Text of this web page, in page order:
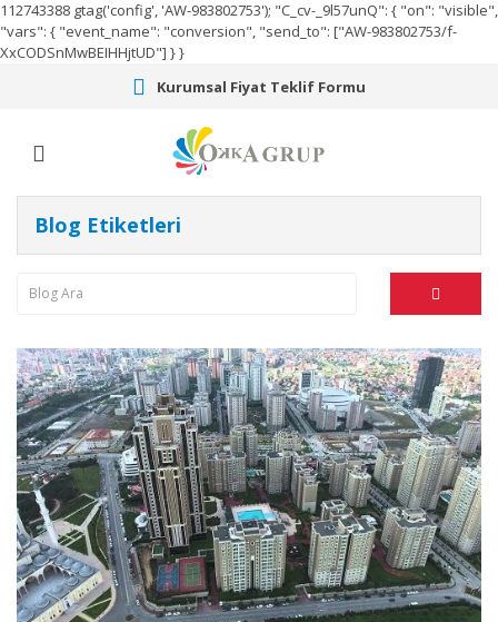
112743388 gtag('config', 'AW-983802753'); "C_cv-_9l57unQ": { "on": "visible",
"vars": { "event_name": "conversion", "send_to": ["AW-983802753/f-
XxCODSnMwBEIHHjtUD"] } }
Kurumsal Fiyat Teklif Formu
Blog Etiketleri